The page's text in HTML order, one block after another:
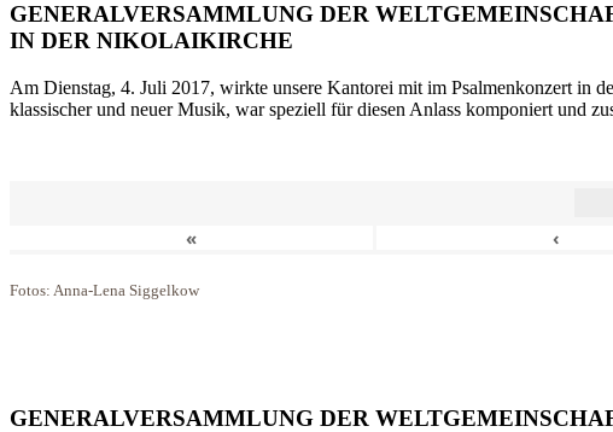
GENERALVERSAMMLUNG DER
IN DER NIKOLAIKIRCHE
Am Dienstag, 4. Juli 2017, wirkte unsere Kantorei mit im Psalmenkonzert in
klassischer und neuer Musik, war speziell für diesen Anlass komponiert und
« ‹
Fotos: Anna-Lena Siggelkow
GENERALVERSAMMLUNG DER